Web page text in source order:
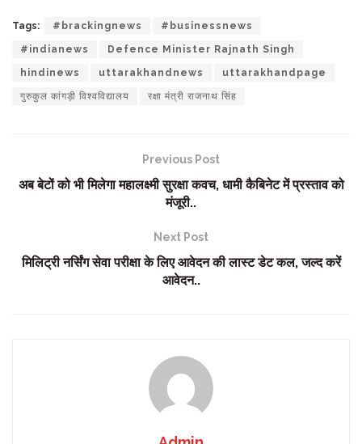
Tags: #brackingnews #businessnews
#indianews Defence Minister Rajnath Singh
hindinews uttarakhandnews uttarakhandpage
गुरुकुल कांगड़ी विश्वविद्यालय रक्षा मंत्री राजनाथ सिंह
Previous Post
अब बेटों को भी मिलेगा महालक्ष्मी सुरक्षा कवच, धामी कैबिनेट में प्रस्ताव को
मंजूरी..
Next Post
मिलिट्री नर्सिंग सेवा परीक्षा के लिए आवेदन की लास्ट डेट कल, जल्द करें
आवेदन..